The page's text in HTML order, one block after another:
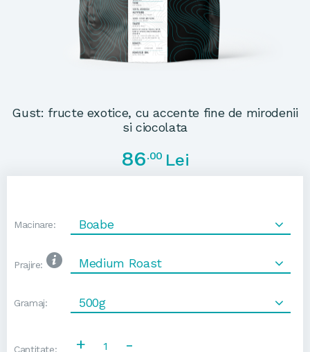
Gust: fructe exotice, cu accente fine de mirodenii
si ciocolata
86.00 Lei
Macinare: Boabe
Prajire: Medium Roast
Gramaj: 500g
Cantitate: + -